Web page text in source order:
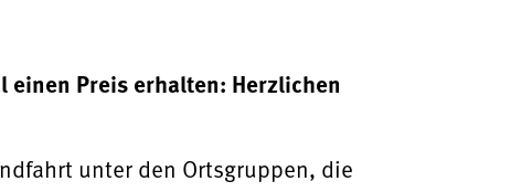
einen Preis erhalten: Herzlichen
unter den Ortsgruppen, die